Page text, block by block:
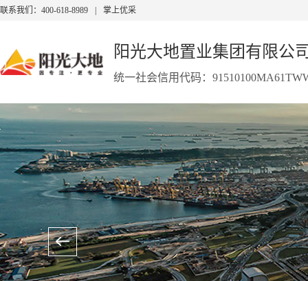
联系我们：400-618-8989 掌上优采
阳光大地置业集团有限公
统一社会信用代码：